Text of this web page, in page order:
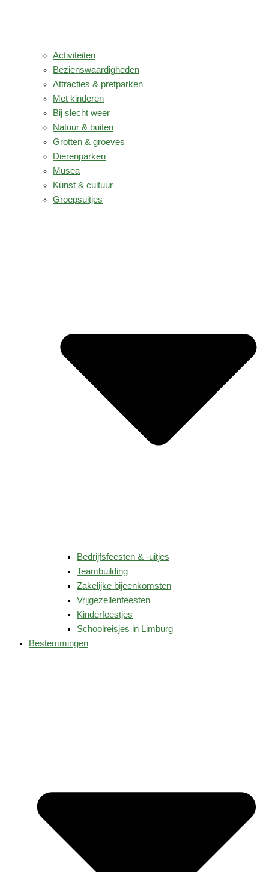
Activiteiten
Bezienswaardigheden
Attracties & pretparken
Met kinderen
Bij slecht weer
Natuur & buiten
Grotten & groeves
Dierenparken
Musea
Kunst & cultuur
Groepsuitjes
Bedrijfsfeesten & -uitjes
Teambuilding
Zakelijke bijeenkomsten
Vrijgezellenfeesten
Kinderfeestjes
Schoolreisjes in Limburg
Bestemmingen